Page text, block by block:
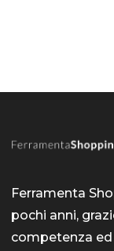
Ferramenta
pochi anni,
competenza